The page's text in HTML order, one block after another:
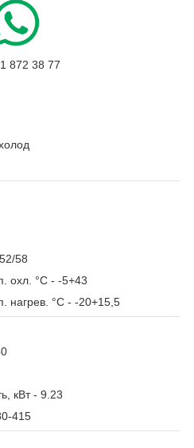
872 38 77
58
охл. °С - -5+43
нагрев. °С - -20+15,5
кВт- 9.23
415